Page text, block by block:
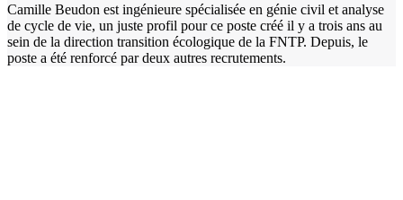
Camille Beudon est ingénieure spécialisée en génie civil et analyse
de cycle de vie, un juste profil pour ce poste créé il y a trois ans au
sein de la direction transition écologique de la FNTP. Depuis, le
poste a été renforcé par deux autres recrutements.